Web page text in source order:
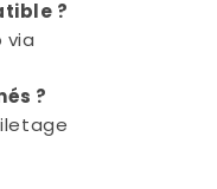
?
via
?